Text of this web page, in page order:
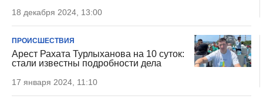
18 декабря 2024, 13:00
ПРОИСШЕСТВИЯ
Арест Рахата Турлыханова на 10 суток:
стали известны подробности дела
17 января 2024, 11:10